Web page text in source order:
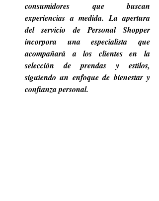
consumidores que buscan
experiencias a medida. La apertura
del servicio de Personal Shopper
incorpora una especialista que
acompañará a los clientes en la
selección de prendas y estilos,
siguiendo un enfoque de bienestar y
confianza personal.